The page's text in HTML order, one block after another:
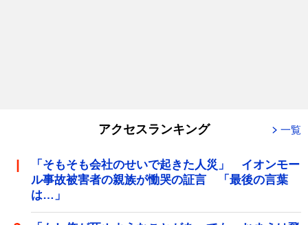
アクセスランキング 一覧
「そもそも会社のせいで起きた人災」 イオンモー
ル事故被害者の親族が慟哭の証言 「最後の言葉
は…」